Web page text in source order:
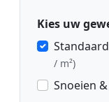
Kies uw
/ m²)
Snoeien